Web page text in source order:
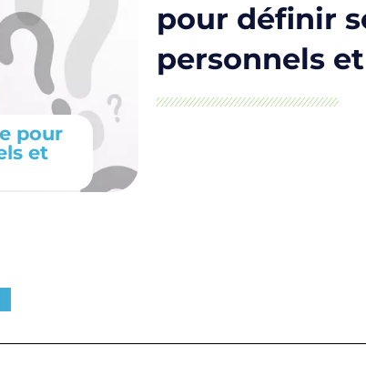
pour
et
pour définir
personnels